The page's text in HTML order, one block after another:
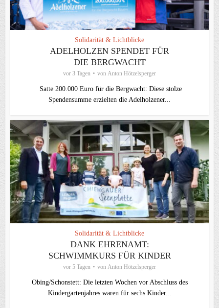
Solidarität & Lichtblicke
ADELHOLZEN SPENDET FÜR
DIE BERGWACHT
vor 3 Tagen von Anton Hötzelsperger
Satte 200.000 Euro für die Bergwacht: Diese stolze
Spendensumme erzielten die Adelholzener...
Solidarität & Lichtblicke
DANK EHRENAMT:
SCHWIMMKURS FÜR KINDER
vor 5 Tagen von Anton Hötzelsperger
Obing/Schonstett: Die letzten Wochen vor Abschluss des
Kindergartenjahres waren für sechs Kinder...